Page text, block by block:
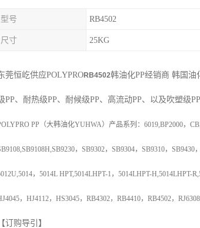
型号 RB4502
尺寸 25KG
莞恒屹供应POLYPRORB4502韩油化PP经销商 韩国油
PP、耐热级PP、耐候级PP、高流动PP、以及吹塑级PP
PP （大韩油化YUHWA）产品系列： 6019,BP2000，
， SB9302， SB9304， SB9310， SB9430，
， 5014L HPT,5014LHPT-1 ， 5014LHPT-H,5014LHPT-
， HJ4112， HS3045， RB4302， RB4410， RB4502， RJ6308
【订购导引】